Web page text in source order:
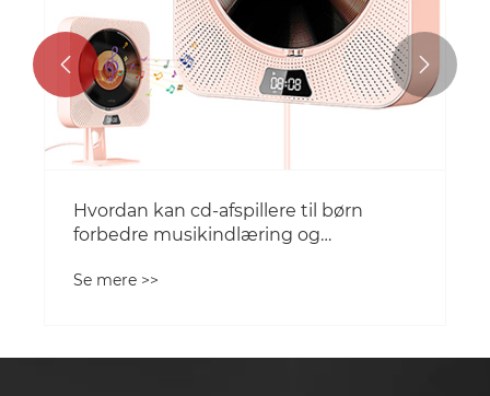
Hvordan kan cd-afspillere til børn
forbedre musikindlæring og
Se mere >>
 